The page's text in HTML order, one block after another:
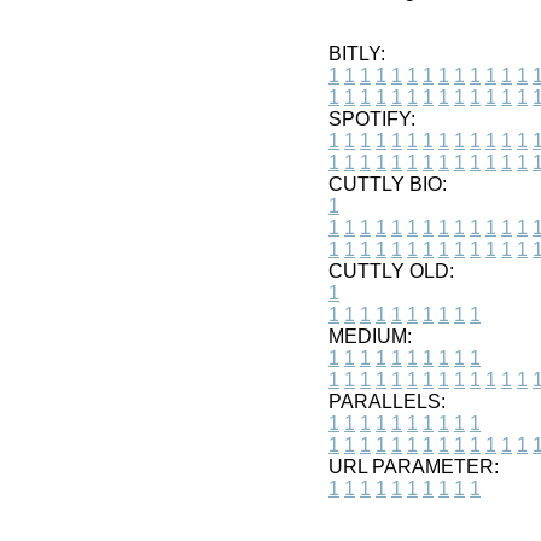
BITLY:
1 1 1 1 1 1 1 1 1 1 1 1 1 1
1 1 1 1 1 1 1 1 1 1 1 1 1 1
SPOTIFY:
1 1 1 1 1 1 1 1 1 1 1 1 1 1
1 1 1 1 1 1 1 1 1 1 1 1 1 1
CUTTLY BIO:
1
1 1 1 1 1 1 1 1 1 1 1 1 1 1
1 1 1 1 1 1 1 1 1 1 1 1 1 1
CUTTLY OLD:
1
1 1 1 1 1 1 1 1 1 1
MEDIUM:
1 1 1 1 1 1 1 1 1 1
1 1 1 1 1 1 1 1 1 1 1 1 1 1
PARALLELS:
1 1 1 1 1 1 1 1 1 1
1 1 1 1 1 1 1 1 1 1 1 1 1 1
URL PARAMETER:
1 1 1 1 1 1 1 1 1 1